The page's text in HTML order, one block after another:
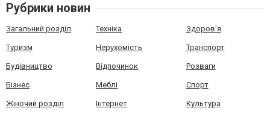
Рубрики новин
Загальний розділ Техніка Здоров'я
Туризм Нерухомість Транспорт
Будівництво Відпочинок Розваги
Бізнес Меблі Спорт
Жіночий розділ Інтернет Культура